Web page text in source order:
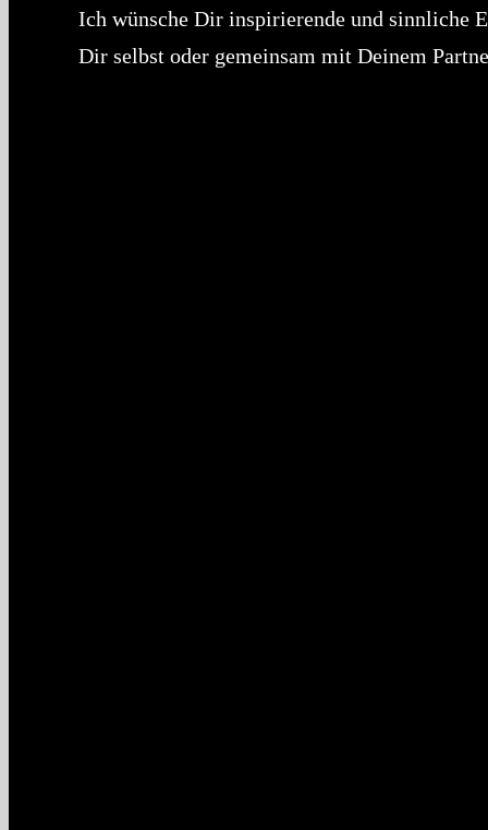
Ich wünsche Dir inspirierende und sinnliche
Dir selbst oder gemeinsam mit Deinem